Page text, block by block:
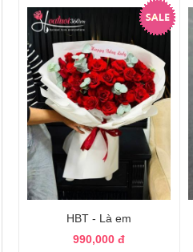
HBT - Là em
990,000 đ